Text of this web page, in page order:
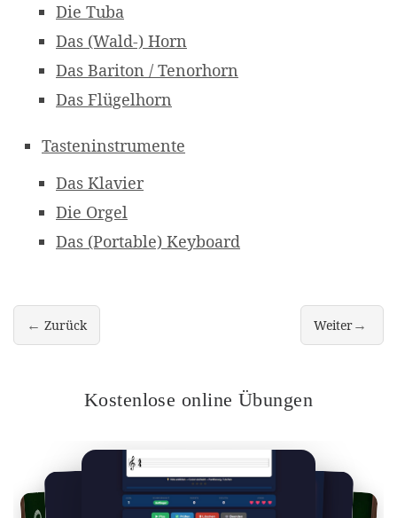
Die Tuba
Das (Wald-) Horn
Das Bariton / Tenorhorn
Das Flügelhorn
Tasteninstrumente
Das Klavier
Die Orgel
Das (Portable) Keyboard
← Zurück
Die Geige (Violine)
Weiter
Das (Violon-
→
Kostenlose online Übungen